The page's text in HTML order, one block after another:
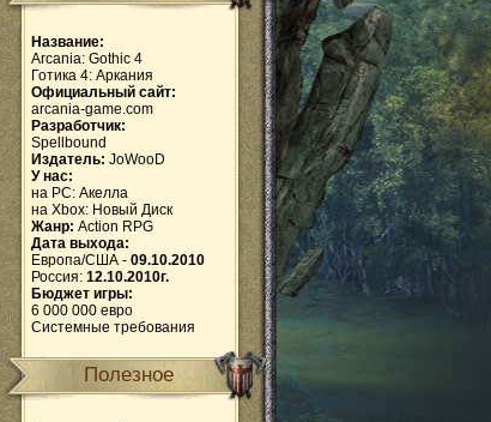
Название:
Arcania: Gothic 4
Готика 4: Аркания
Официальный сайт:
arcania-game.com
Разработчик:
Spellbound
Издатель: JoWooD
У нас:
на PC: Акелла
на Xbox: Новый Диск
Жанр: Action RPG
Дата выхода:
Европа/США - 09.10.2010
Россия: 12.10.2010г.
Бюджет игры:
6 000 000 евро
Системные требования
Полезное